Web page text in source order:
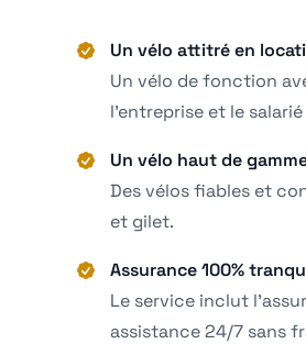
Un vélo attitré en
Un vélo de fonction
l’entreprise et le
Un vélo haut de
Des vélos fiables et
et gilet.
Assurance 100%
Le service inclut
assistance 24/7 sans